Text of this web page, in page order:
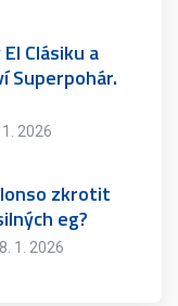
Clásiku a
Superpohár.
1. 2026
zkrotit
eg?
8. 1. 2026